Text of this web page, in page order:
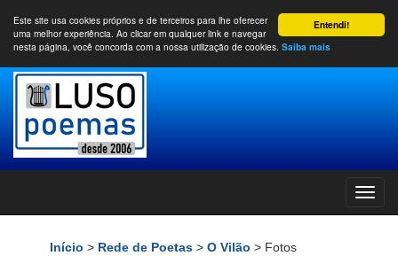
Entendi!
Este site usa cookies próprios e de terceiros para lhe oferecer
uma melhor experiência. Ao clicar em qualquer link e navegar
nesta página, você concorda com a nossa utilização de cookies. Saiba mais
Início > Rede de Poetas > O Vilão > Fotos